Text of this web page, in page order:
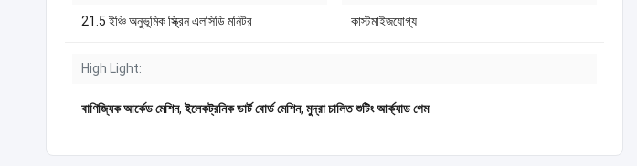
21.5 ইঞ্চি অনুভূমিক স্ক্রিন এলসিডি মনিটর কাস্টমাইজযোগ্য
High Light:
বাণিজ্যিক আর্কেড মেশিন,ইলেকট্রনিক ডার্ট বোর্ড মেশিন, মুদ্রা চালিত শুটিং আর্ক্যাড গেম